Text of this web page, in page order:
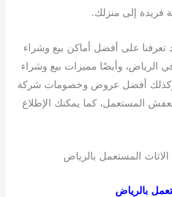
إلى منزلك.
تعرفنا على أفضل أماكن بيع وشراء
الرياض، وأيضًا مميزات بيع وشراء
وكذلك أفضل عروض وخصومات شركة
العفش المستعمل، كما يمكنك الإطلاع
المستعمل بالرياض
بالرياض